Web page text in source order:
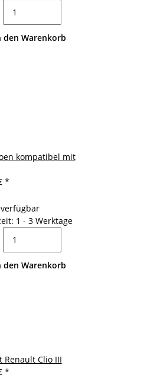
den Warenkorb
kompatibel mit
*
1 - 3 Werktage
den Warenkorb
Renault Clio III
*